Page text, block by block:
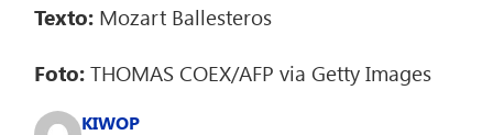
Texto: Mozart Ballesteros
Foto:THOMAS COEX/AFP via Getty Images
KIWOP